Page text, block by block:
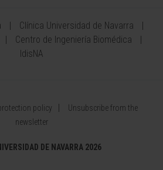
Clínica Universidad de Navarra
Centro de Ingeniería Biomédica
IdisNA
policy
Unsubscribe from the
newsletter
DE NAVARRA 2026